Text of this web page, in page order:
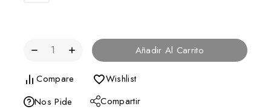
Añadir Al Carrito
Compare
Wishlist
Nos Pide
Compartir